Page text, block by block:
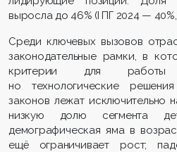
выросла до 46% (I ПГ 2024 —
Среди ключевых вызовов
законодательные рамки, в
критерии для работы
но технологические
законов лежат исключительно
низкую долю сегмента
демографическая яма в
ещё ограничивает рост;